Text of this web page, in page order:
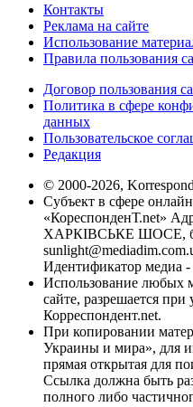
Контакты
Реклама на сайте
Использование
Правила пользования
Договор пользования
Политика в сфере
данных
Пользовательское
Редакция
© 2000-2026,
Субъект в сфере
«КореспонденТ.net»
ХАРКІВСЬКЕ ШОСЕ,
Идентификатор медиа -
Использование любых
сайте, разрешается
Корреспондент.net.
При копировании
Украины и мира», для
прямая открытая для
Ссылка должна быть
полного либо